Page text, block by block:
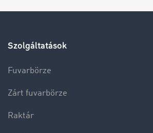
Szolgáltatások
Fuvarbörze
Zárt fuvarbörze
Raktár